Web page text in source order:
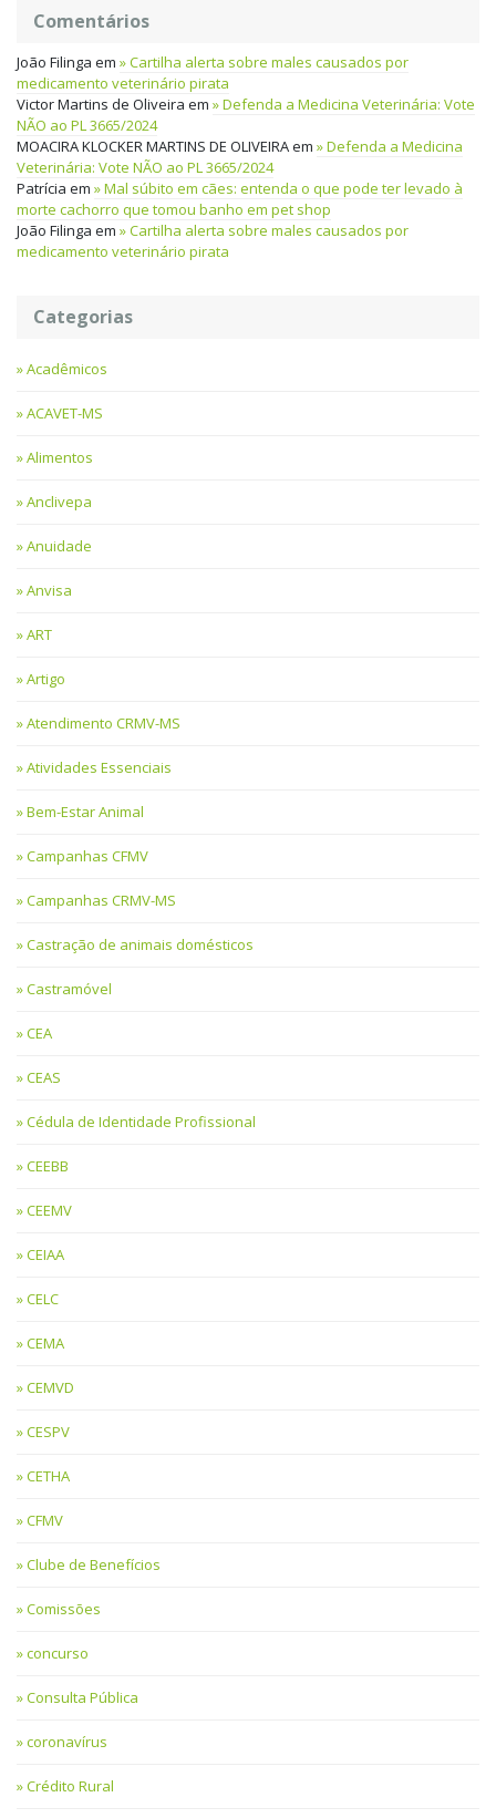
Comentários
João Filinga em
Cartilha alerta sobre males causados por
medicamento veterinário pirata
Victor Martins de Oliveira em
Defenda a Medicina Veterinária: Vote
NÃO ao PL 3665/2024
MOACIRA KLOCKER MARTINS DE OLIVEIRAem
Defenda a Medicina
Veterinária: Vote NÃO ao PL 3665/2024
Patrícia em
Mal súbito em cães: entenda o que pode ter levado à
morte cachorro que tomou banho em pet shop
João Filinga em
Cartilha alerta sobre males causados por
medicamento veterinário pirata
Categorias
Acadêmicos
ACAVET-MS
Alimentos
Anclivepa
Anuidade
Anvisa
ART
Artigo
Atendimento CRMV-MS
Atividades Essenciais
Bem-Estar Animal
Campanhas CFMV
Campanhas CRMV-MS
Castração de animais domésticos
Castramóvel
CEA
CEAS
Cédula de Identidade Profissional
CEEBB
CEEMV
CEIAA
CELC
CEMA
CEMVD
CESPV
CETHA
CFMV
Clube de Benefícios
Comissões
concurso
Consulta Pública
coronavírus
Crédito Rural